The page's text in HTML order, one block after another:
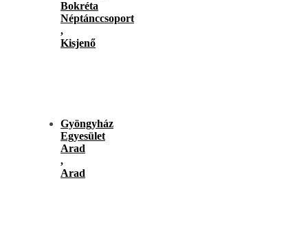
Bokréta
Néptánccsoport
,
Kisjenő
Gyöngyház
Egyesület
Arad
,
Arad